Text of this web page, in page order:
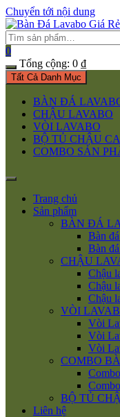
Chuyển tới nội dung
0
Tổng cộng: 0 ₫
Tất Cả Danh Mục
BÀN ĐÁ
CHẬU LAVABO
VÒI LAVABO
BỘ TỦ CHẬU
COMBO SẢN
Trang chủ
Sản phẩm
BÀN ĐÁ
Bàn
Bàn
CHẬU
Chậu
Chậu
Chậu
VÒI
Vòi
Vòi
Vòi
COMBO
BỘ TỦ
Liên hệ